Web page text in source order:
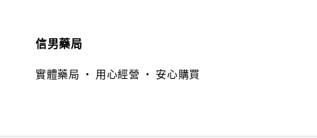
信男藥局
實體藥局 · 用心經營 · 安心購買